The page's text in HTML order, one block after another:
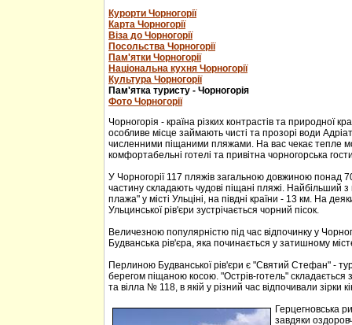
Курорти Чорногорії
Карта Чорногорії
Віза до Чорногорії
Посольства Чорногорії
Пам'ятки Чорногорії
Національна кухня Чорногорії
Культура Чорногорії
Пам'ятка туристу - Чорногорія
Фото Чорногорії
Чорногорія - країна різких контрастів та природної
особливе місце займають чисті та прозорі води
численними піщаними пляжами. На вас чекає тепле
комфортабельні готелі та привітна чорногорська
У Чорногорії 117 пляжів загальною довжиною понад
частину складають чудові піщані пляжі. Найбільший
плажа" у місті Ульціні, на півдні країни - 13 км. На
Ульцинської рів'єри зустрічається чорний пісок.
Величезною популярністю під час відпочинку у
Будванська рів'єра, яка починається у затишному
Перлиною Будванської рів'єри є "Святий Стефан" -
берегом піщаною косою. "Острів-готель"
та вілла № 118, в якій у різний час відпочивали зірки
Герцегновська
завдяки